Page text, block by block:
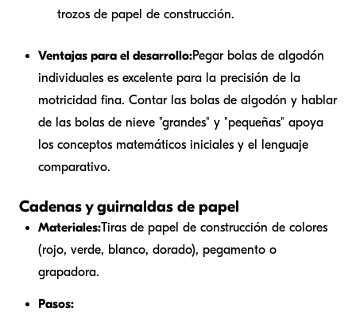
trozos de papel de construcción.
Ventajas para el desarrollo:Pegar bolas de algodón
individuales es excelente para la precisión de la
motricidad fina. Contar las bolas de algodón y hablar
de las bolas de nieve "grandes" y "pequeñas" apoya
los conceptos matemáticos iniciales y el lenguaje
comparativo.
Cadenas y guirnaldas de papel
Materiales:Tiras de papel de construcción de colores
(rojo, verde, blanco, dorado), pegamento o
grapadora.
Pasos: